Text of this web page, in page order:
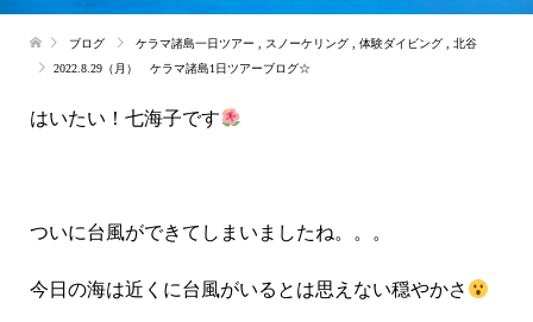
ブログ ケラマ諸島一日ツアー スノーケリング 体験ダイビング
北谷
2022.8.29（月） ケラマ諸島1日ツアーブログ☆
はいたい！七海子です
ついに台風ができてしまいましたね。。。
今日の海は近くに台風がいるとは思えない穏やかさ